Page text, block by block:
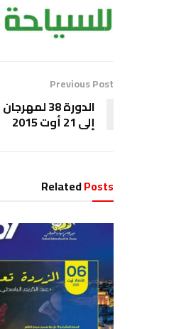
Previous Post
إلى 21 أوت 2015
RelatedPosts